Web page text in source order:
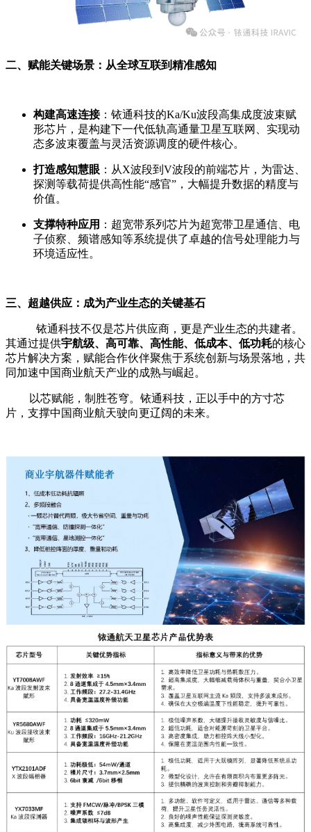
二、赋能关键场景：从全球互联到精准感知
构建高速连接：铱通科技的Ka/Ku波段高集成度波束赋
形芯片，是构建下一代低轨高通量卫星互联网、实现动
态多波束覆盖与灵活资源调度的硬件核心。
打造感知慧眼 ：从X波段到V波段的前端芯片，为雷达、
探测等载荷提供高性能“感官”，大幅提升数据的精度与
价值。
支撑特种应用 ：超宽带系列芯片为超宽带卫星通信、电
子侦察、频谱感知等系统提供了卓越的信号处理能力与
环境适应性。
三、超越供应：成为产业生态的关键基石
铱通科技不仅是芯片供应商，更是产业生态的共建者。
其通过提供宇航级、高可靠、高性能、低成本、低功耗的核心
芯片解决方案，赋能合作伙伴聚焦于系统创新与场景落地，共
同加速中国商业航天产业的成熟与崛起。
以芯赋能，制胜苍穹。铱通科技，正以手中的方寸芯
片，支撑中国商业航天驶向更辽阔的未来。